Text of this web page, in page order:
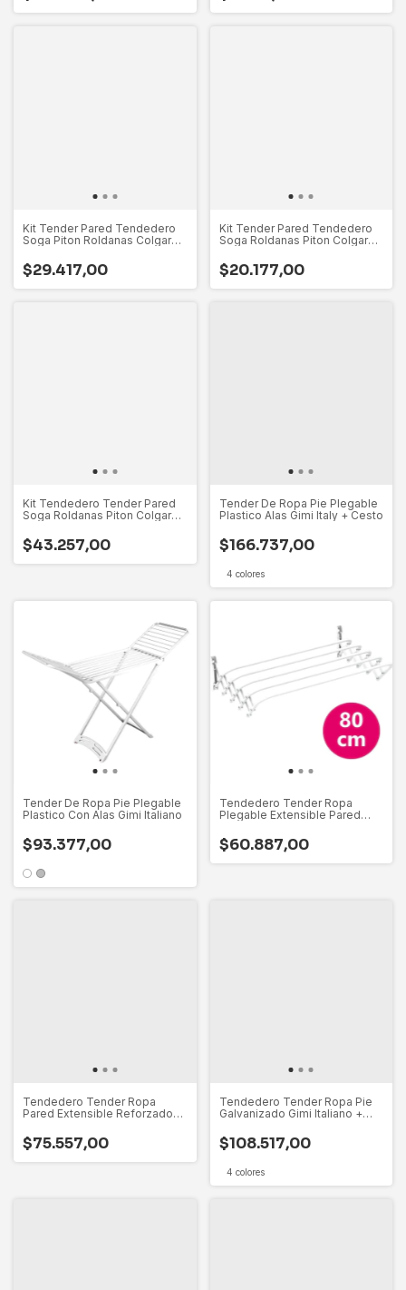
Kit Tender Pared Tendedero
Soga Piton Roldanas Colgar
$29.417,00
Kit Tender Pared Tendedero
Soga Roldanas Piton Colgar
$20.177,00
Kit Tendedero Tender Pared
Soga Roldanas Piton Colgar
$43.257,00
Tender De Ropa Pie Plegable
Plastico Alas Gimi Italy + Cesto
$166.737,00
4 colores
Tender De Ropa Pie Plegable
Plastico Con Alas Gimi Italiano
$93.377,00
Tendedero Tender Ropa
Plegable Extensible Pared
$60.887,00
Tendedero Tender Ropa
Pared Extensible Reforzado
$75.557,00
Tendedero Tender Ropa Pie
Galvanizado Gimi Italiano +
$108.517,00
4 colores